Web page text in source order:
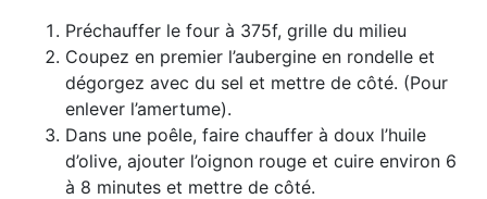
Préchauffer le four à 375f, grille du milieu
Coupez en premier l’aubergine en rondelle et
dégorgez avec du sel et mettre de côté. (Pour
enlever l’amertume).
Dans une poêle, faire chauffer à doux l’huile
d’olive, ajouter l’oignon rouge et cuire environ 6
à 8 minutes et mettre de côté.